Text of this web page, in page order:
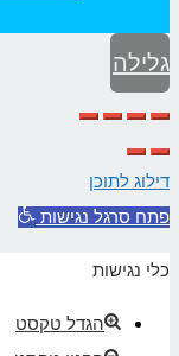
גלילה
לראש
העמוד
דילוג לתוכן
פתח סרגל נגישות
כלי נגישות
הגדל טקסט